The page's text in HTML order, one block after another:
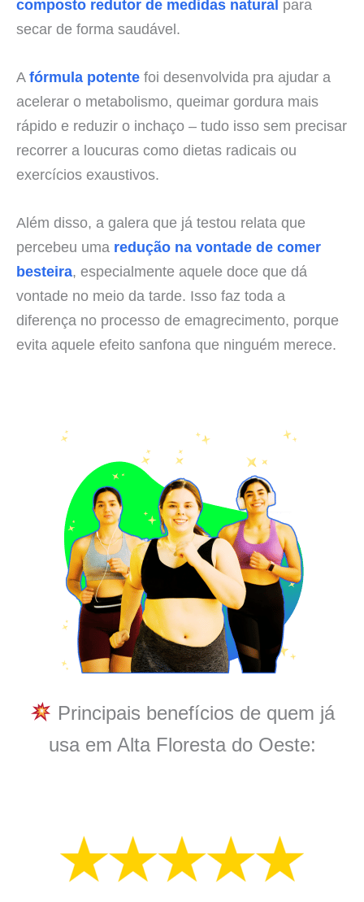
composto redutor de medidas natural para
secar de forma saudável.
Afórmula potente foi desenvolvida pra ajudar a
acelerar o metabolismo, queimar gordura mais
rápido e reduzir o inchaço – tudo isso sem precisar
recorrer a loucuras como dietas radicais ou
exercícios exaustivos.
Além disso, a galera que já testou relata que
percebeu uma redução na vontade de comer
besteira, especialmente aquele doce que dá
vontade no meio da tarde. Isso faz toda a
diferença no processo de emagrecimento, porque
evita aquele efeito sanfona que ninguém merece.
Principais benefícios de quem já
usa em Alta Floresta do Oeste: